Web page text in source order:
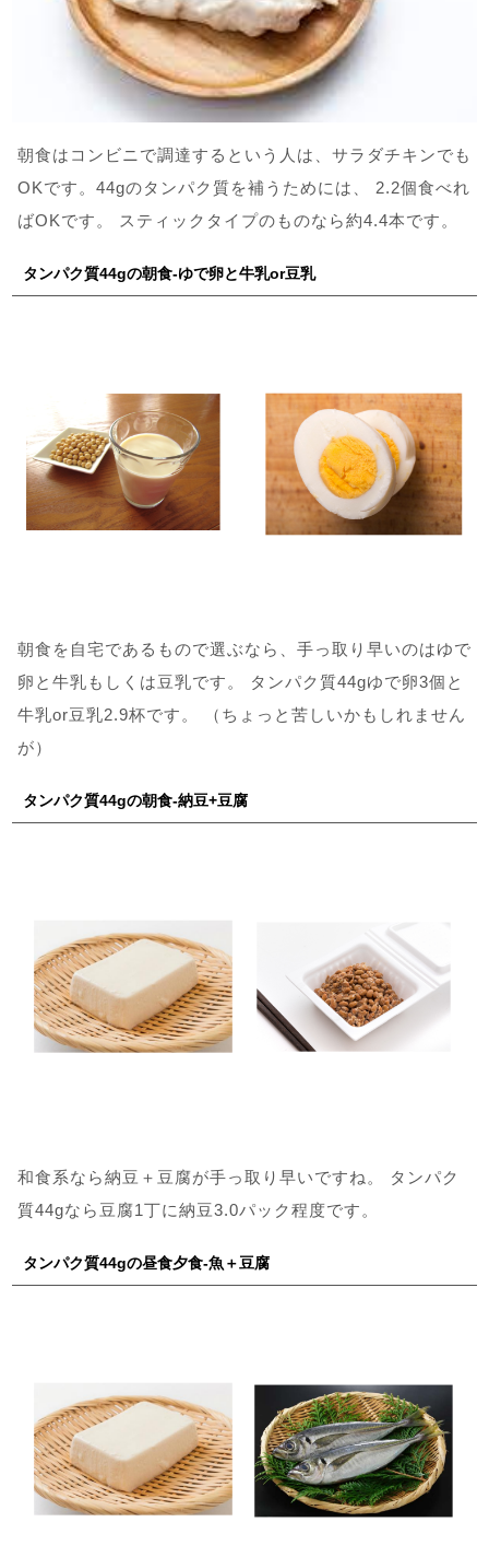
朝食はコンビニで調達するという人は、サラダチキンでも
OKです。44gのタンパク質を補うためには、 2.2個食べれ
ばOKです。 スティックタイプのものなら約4.4本です。
タンパク質44gの朝食-ゆで卵と牛乳or豆乳
朝食を自宅であるもので選ぶなら、手っ取り早いのはゆで
卵と牛乳もしくは豆乳です。 タンパク質44gゆで卵3個と
牛乳or豆乳2.9杯です。 （ちょっと苦しいかもしれません
が）
タンパク質44gの朝食-納豆+豆腐
和食系なら納豆＋豆腐が手っ取り早いですね。 タンパク
質44gなら豆腐1丁に納豆3.0パック程度です。
タンパク質44gの昼食夕食-魚＋豆腐